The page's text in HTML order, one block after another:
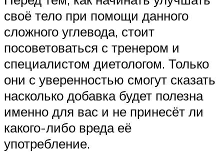
своё тело при помощи данного
сложного углевода, стоит
посоветоваться с тренером и
специалистом диетологом. Только
они с уверенностью смогут сказать
насколько добавка будет полезна
именно для вас и не принесёт ли
какого-либо вреда её
употребление.